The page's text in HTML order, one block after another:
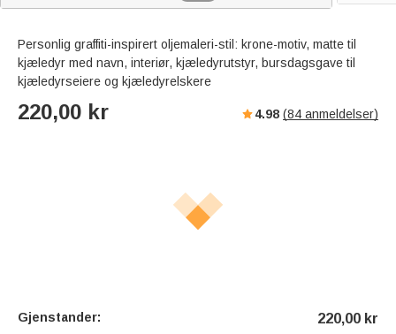
Personlig graffiti-inspirert oljemaleri-stil: krone-motiv, matte til
kjæledyr med navn, interiør, kjæledyrutstyr, bursdagsgave til
kjæledyrseiere og kjæledyrelskere
220,00 kr 4.98 (84 anmeldelser)
Gjenstander: 220,00 kr